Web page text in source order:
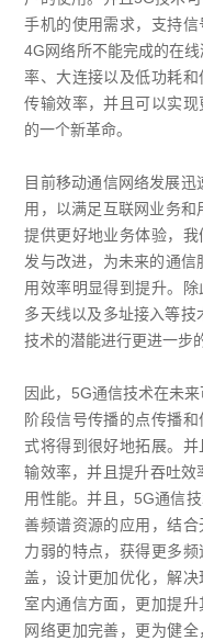
手机的使用需求，支持
4G网络所不能完成的在
率、大连接以及低功耗
传输效率，并且可以实
的一个新革命。
目前移动通信网络发展
用，以满足互联网业务
提供更好地业务体验，
发与改进，为未来的通
用效率明显得到提升。
多天线以及多址接入等
技术的潜能进行更进一步
因此，5G通信技术在未
阶段信号传播的点传播
式将得到很好地拓展。
输效率，并且提升吞吐
用性能。并且，5G通信
善频谱资源的应用，结
力弱的特点，获得更多
盖，设计更加优化，解
室内通信方面，更加提
网络更加完善，更为健